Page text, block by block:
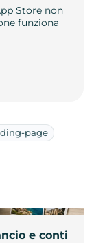
Store non
funziona
page
e conti